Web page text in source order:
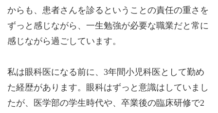
からも、患者さんを診るということの責任の重さを
ずっと感じながら、一生勉強が必要な職業だと常に
感じながら過ごしています。
私は眼科医になる前に、3年間小児科医として勤め
た経歴があります。眼科はずっと意識はしていまし
たが、医学部の学生時代や、卒業後の臨床研修で2